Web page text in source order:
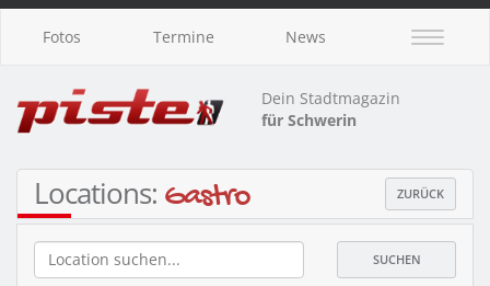
Fotos Termine News
Dein Stadtmagazin
für Schwerin
Locations: Gastro ZURÜCK
SUCHEN